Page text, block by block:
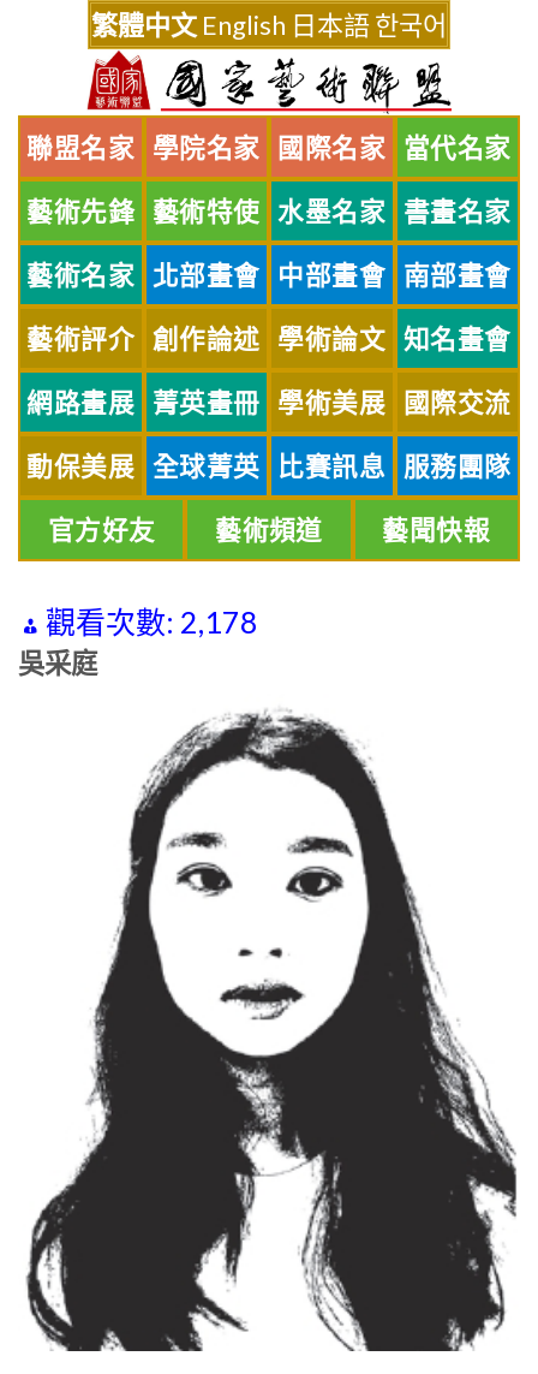
繁體中文 English 日本語한국어
聯盟名家 學院名家 國際名家 當代名家
藝術先鋒 藝術特使 水墨名家 書畫名家
藝術名家 北部畫會 中部畫會 南部畫會
藝術評介 創作論述 學術論文 知名畫會
網路畫展 菁英畫冊 學術美展 國際交流
動保美展 全球菁英 比賽訊息 服務團隊
官方好友 藝術頻道 藝聞快報
觀看次數: 2,178
吳采庭